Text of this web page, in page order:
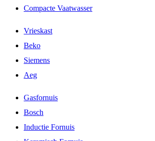
Compacte Vaatwasser
Vrieskast
Beko
Siemens
Aeg
Gasfornuis
Bosch
Inductie Fornuis